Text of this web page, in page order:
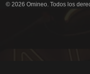
© 2026 Omineo. Todos los